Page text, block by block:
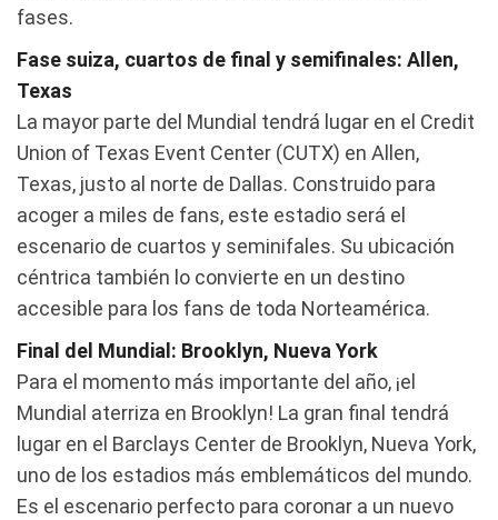
fases.
Fase suiza, cuartos de final y semifinales: Allen,
Texas
La mayor parte del Mundial tendrá lugar en el Credit
Union of Texas Event Center (CUTX) en Allen,
Texas, justo al norte de Dallas. Construido para
acoger a miles de fans, este estadio será el
escenario de cuartos y seminifales. Su ubicación
céntrica también lo convierte en un destino
accesible para los fans de toda Norteamérica.
Final del Mundial: Brooklyn, Nueva York
Para el momento más importante del año, ¡el
Mundial aterriza en Brooklyn! La gran final tendrá
lugar en el Barclays Center de Brooklyn, Nueva York,
uno de los estadios más emblemáticos del mundo.
Es el escenario perfecto para coronar a un nuevo